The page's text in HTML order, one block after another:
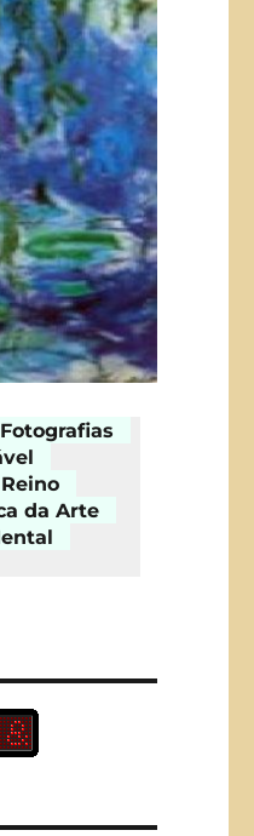
Fotografias
da Arte